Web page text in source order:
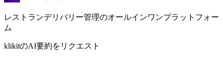
レストランデリバリー管理のオールインワンプラットフォー
ム
klikitのAI要約をリクエスト